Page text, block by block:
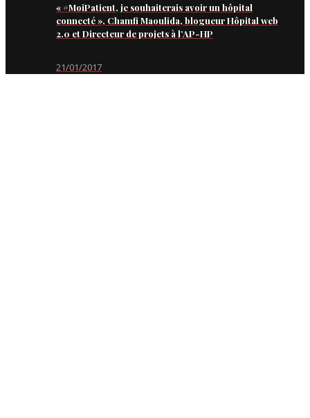
« #MoiPatient, je souhaiterais avoir un hôpital
connecté », Chamfi Maoulida, blogueur Hôpital web
2.0 et Directeur de projets à l’AP-HP
21/01/2017